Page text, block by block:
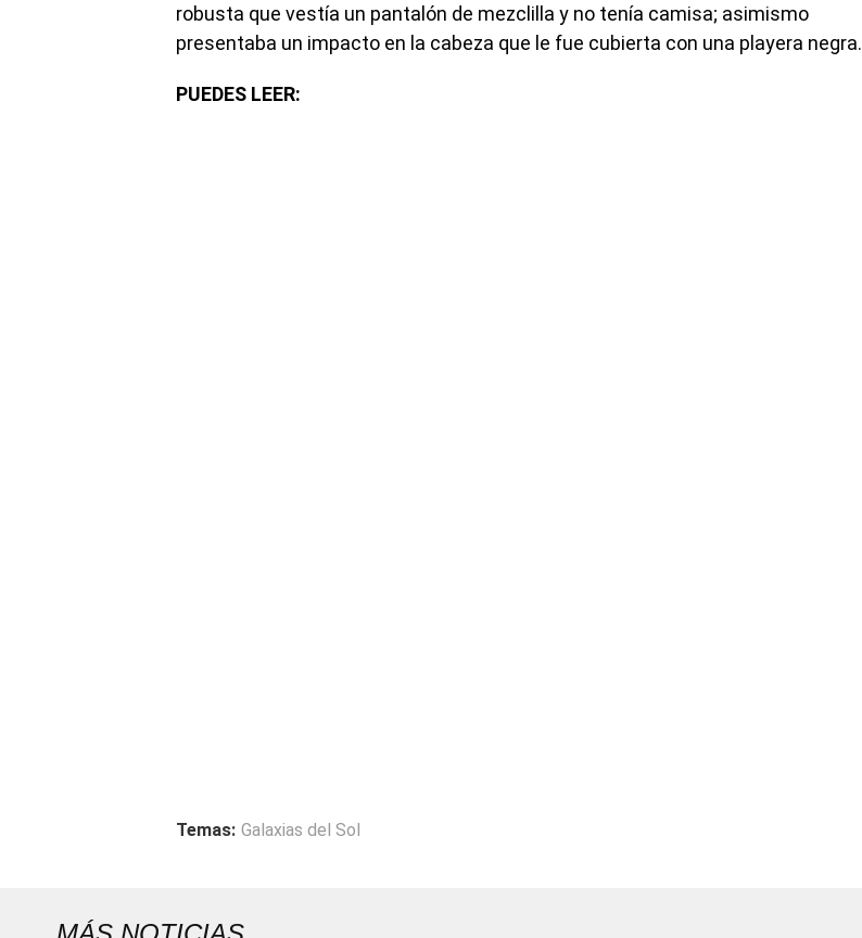
robusta que vestía un pantalón de mezclilla y no tenía camisa; asimismo
presentaba un impacto en la cabeza que le fue cubierta con una playera negra.
PUEDES LEER:
Temas: Galaxias del Sol